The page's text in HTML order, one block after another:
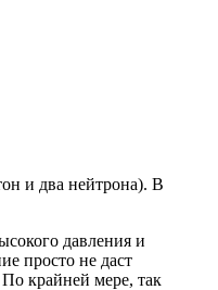
и два нейтрона). В
давления и
просто не даст
крайней мере, так